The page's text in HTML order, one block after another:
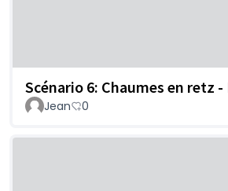
Scénario 6: Chaumes en retz
Jean 0